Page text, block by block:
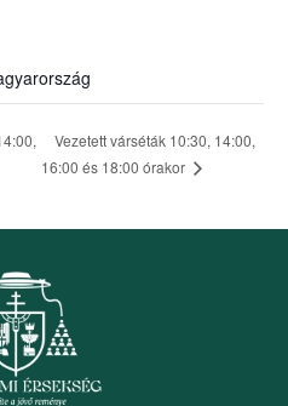
Vezetett várséták 10:30, 14:00,
16:00 és 18:00 órakor